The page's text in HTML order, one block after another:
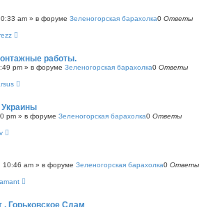
am » в форуме Зеленогорская барахолка0 Ответы
работы.
pm » в форуме Зеленогорская барахолка0 Ответы
pm » в форуме Зеленогорская барахолка0 Ответы
10:46 am » в форуме Зеленогорская барахолка0 Ответы
Горьковское Сдам